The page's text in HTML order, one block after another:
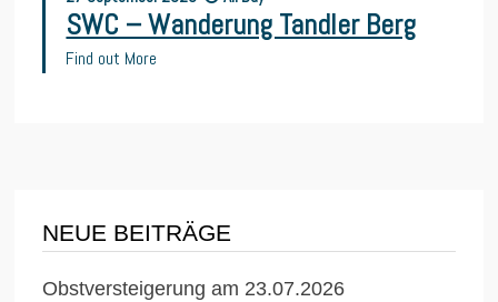
SWC – Wanderung Tandler Berg
Find out More
NEUE BEITRÄGE
Obstversteigerung am 23.07.2026